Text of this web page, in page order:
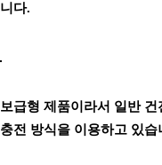
니다.
보급형 제품이라서 일반
충전 방식을 이용하고 있습